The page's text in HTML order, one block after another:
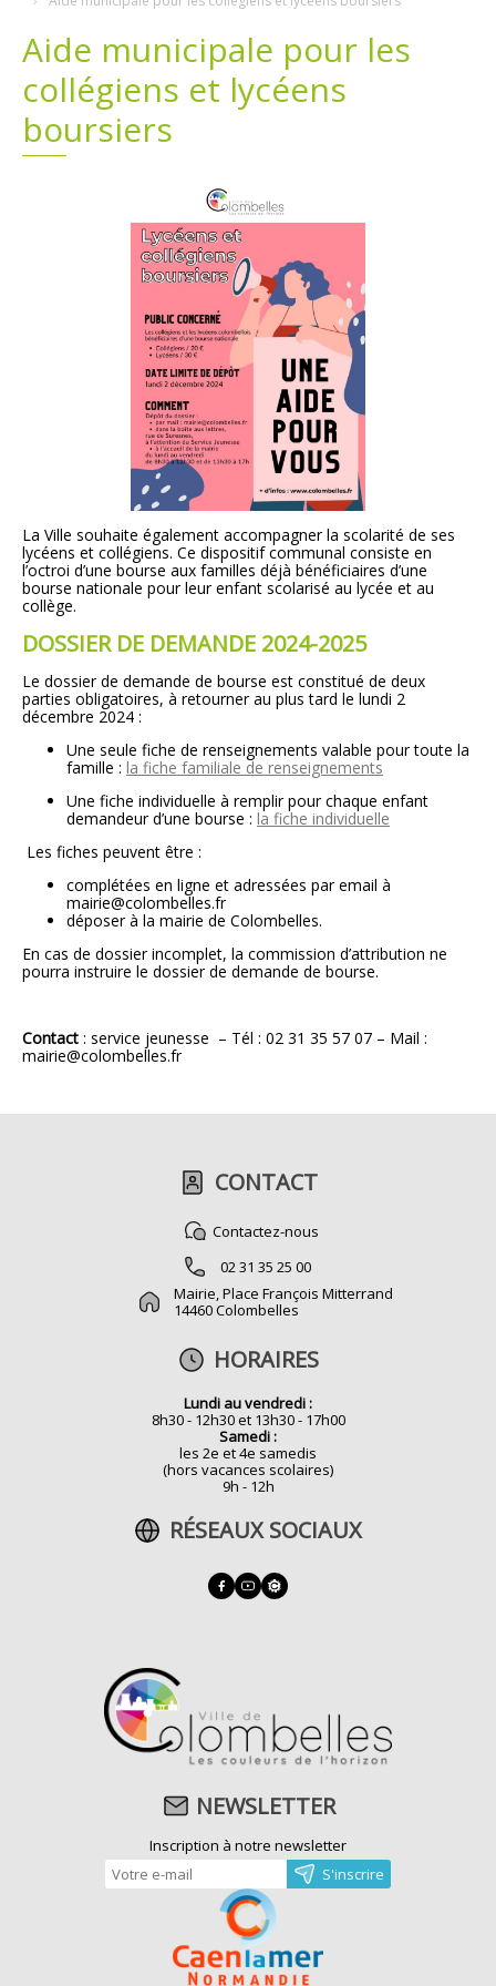
Aide municipale pour les
collégiens et lycéens
boursiers
La Ville souhaite également accompagner la scolarité de ses
lycéens et collégiens. Ce dispositif communal consiste en
l’octroi d’une bourse aux familles déjà bénéficiaires d’une
bourse nationale pour leur enfant scolarisé au lycée et au
collège.
DOSSIER DE DEMANDE 2024-2025
Le dossier de demande de bourse est constitué de deux
parties obligatoires, à retourner au plus tard le lundi 2
décembre 2024 :
Une seule fiche de renseignements valable pour toute la
famille : la fiche familiale de renseignements
Une fiche individuelle à remplir pour chaque enfant
demandeur d’une bourse : la fiche individuelle
Les fiches peuvent être :
complétées en ligne et adressées par email à
mairie@colombelles.fr
déposer à la mairie de Colombelles.
En cas de dossier incomplet, la commission d’attribution ne
pourra instruire le dossier de demande de bourse.
Contact : service jeunesse – Tél : 02 31 35 57 07 – Mail :
mairie@colombelles.fr
CONTACT
Contactez-nous
02 31 35 25 00
Mairie, Place François Mitterrand
14460 Colombelles
HORAIRES
Lundi au vendredi :
8h30 - 12h30 et 13h30 - 17h00
Samedi :
les 2e et 4e samedis
(hors vacances scolaires)
9h - 12h
RÉSEAUX SOCIAUX
NEWSLETTER
Inscription à notre newsletter
Plans
Demandes légales
Emploi
Grands projets